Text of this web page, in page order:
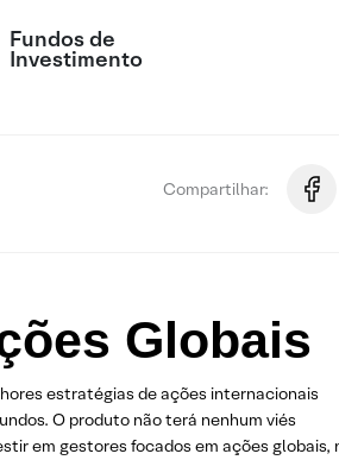
Fundos de
Investimento
Compartilhar:
Globais
estratégias de ações internacionais
O produto não terá nenhum viés
em gestores focados em ações globais,